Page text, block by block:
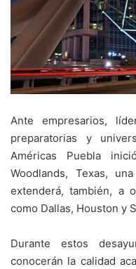
Ante empresarios,
preparatorias y
Américas Puebla
Woodlands, Texas,
extenderá, también, a
como Dallas, Houston y
Durante estos
conocerán la calidad